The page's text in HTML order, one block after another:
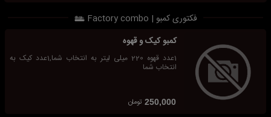
فکتوری کمبو | Factory combo
کمبو کیک و قهوه
1عدد قهوه 220 میلی لیتر به انتخاب شما,1عدد کیک به
انتخاب شما
250,000 تومان